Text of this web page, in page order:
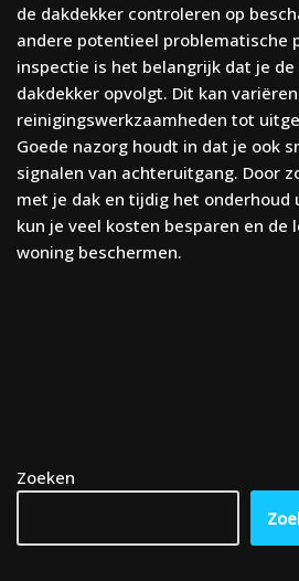
de dakdekker controleren op
andere potentieel problematische
inspectie is het belangrijk dat je
dakdekker opvolgt. Dit kan
reinigingswerkzaamheden tot
Goede nazorg houdt in dat je ook
signalen van achteruitgang. Door
met je dak en tijdig het onderhoud
kun je veel kosten besparen en de
woning beschermen.
Zoeken